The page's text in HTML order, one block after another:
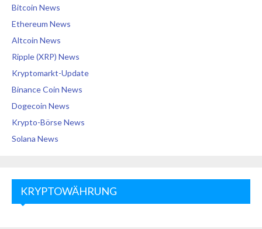
Bitcoin News
Ethereum News
Altcoin News
Ripple (XRP) News
Kryptomarkt-Update
Binance Coin News
Dogecoin News
Krypto-Börse News
Solana News
KRYPTOWÄHRUNG